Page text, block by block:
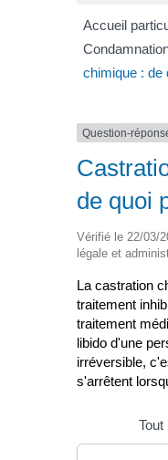
Accueil
chimique : de
Question-
de quoi
Vérifié le 22/03/
légale et
La castration
traitement
traitement
libido d'une
irréversible,
s'arrêtent
Tout